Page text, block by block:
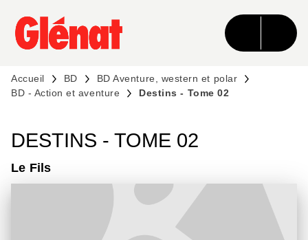
MENU RECHERCHE CONTENU
PIED DE PAGE
Accueil BD
BD Aventure, western et polar
BD - Action et aventure
Destins - Tome 02
DESTINS - TOME 02
Le Fils